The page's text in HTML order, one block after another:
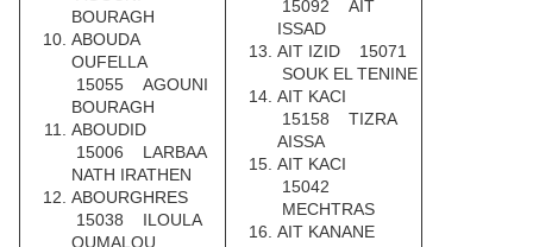
BOURAGH
ABOUDA
OUFELLA
15055 AGOUNI
BOURAGH
ABOUDID
15006 LARBAA
NATH IRATHEN
ABOURGHRES
15038 ILOULA
OUMALOU
15092 AIT
ISSAD
AIT IZID 15071
SOUK EL TENINE
AIT KACI
15158 TIZRA
AISSA
AIT KACI
15042
MECHTRAS
AIT KANANE